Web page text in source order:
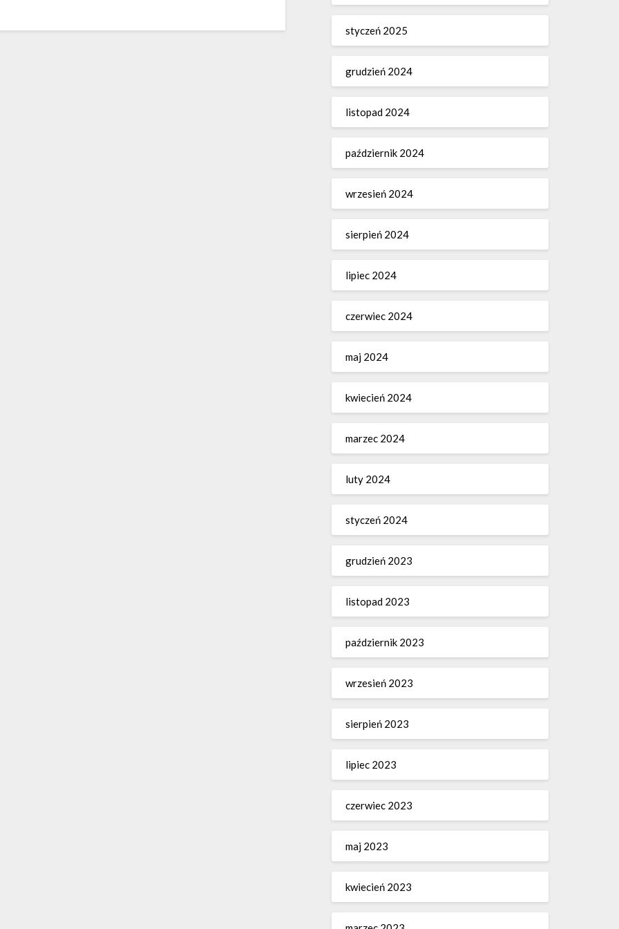
styczeń 2025
grudzień 2024
listopad 2024
październik 2024
wrzesień 2024
sierpień 2024
lipiec 2024
czerwiec 2024
maj 2024
kwiecień 2024
marzec 2024
luty 2024
styczeń 2024
grudzień 2023
listopad 2023
październik 2023
wrzesień 2023
sierpień 2023
lipiec 2023
czerwiec 2023
maj 2023
kwiecień 2023